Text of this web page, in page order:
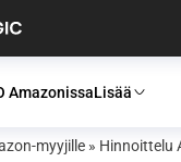
AmazonissaLisää
myyjille » Hinnoittelu